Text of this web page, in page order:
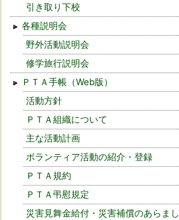
引き取り下校
各種説明会
野外活動説明会
修学旅行説明会
ＰＴＡ手帳（Web版）
活動方針
ＰＴＡ組織について
主な活動計画
ボランティア活動の紹介・登録
ＰＴＡ規約
ＰＴＡ弔慰規定
災害見舞金給付・災害補償のあらまし